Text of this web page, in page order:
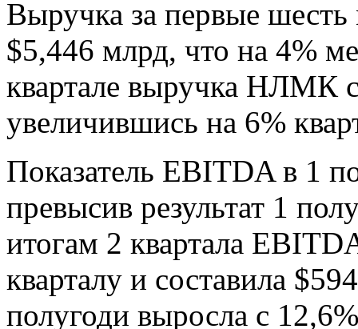
Выручка за первые шесть
$5,446 млрд, что на 4%
квартале выручка НЛМК
увеличившись на 6%
Показатель EBITDA в 1
превысив результат 1
итогам 2 квартала
кварталу и составила
полугоди выросла с